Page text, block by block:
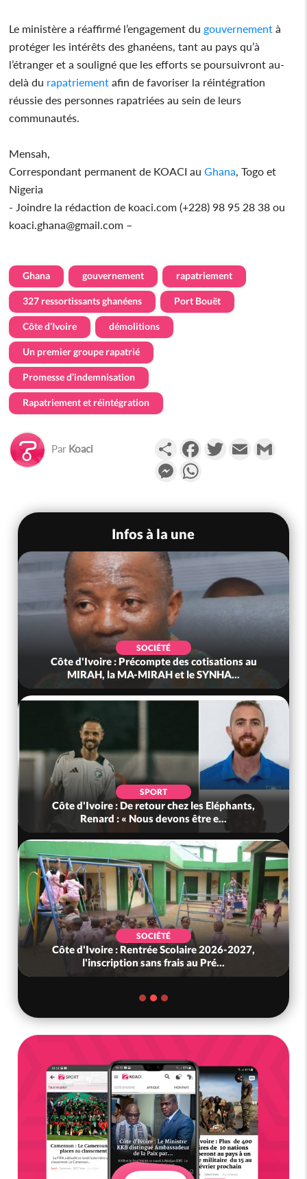
Le ministère a réaffirmé l’engagement du gouvernement à
protéger les intérêts des ghanéens, tant au pays qu’à
l’étranger et a souligné que les efforts se poursuivront au-
delà du rapatriement afin de favoriser la réintégration
réussie des personnes rapatriées au sein de leurs
communautés.
Mensah,
Correspondant permanent de KOACI auGhana , Togo et
Nigeria
- Joindre la rédaction de koaci.com (+228) 98 95 28 38 ou
koaci.ghana@gmail.com –
Ghana gouvernement rapatriement
327 ressortissants ghanéens Port Bouët
Côte d’Ivoire démolitions
Un premier groupe rapatrié
Promesse d’indemnisation
Rapatriement et réintégration
Par Koaci PartagerFacebookTwitterEmail
Messenger
Infos à la une
SOCIÉTÉ
Côte d'Ivoire : Précompte des cotisations au
MIRAH, la MA-MIRAH et le SYNHA...
SPORT
Côte d'Ivoire : De retour chez les Eléphants,
Renard : « Nous devons être e...
SOCIÉTÉ
Côte d'Ivoire : Rentrée Scolaire 2026-2027,
l'inscription sans frais au Pré...